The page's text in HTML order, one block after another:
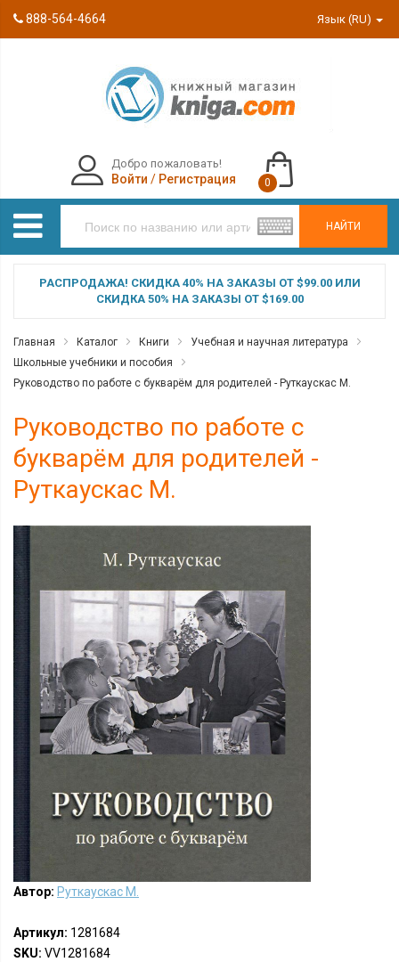
888-564-4664 Язык (RU)
НАЙТИ
Добро пожаловать!
Войти / Регистрация 0
РАСПРОДАЖА! СКИДКА 40% НА ЗАКАЗЫ ОТ $99.00 ИЛИ
СКИДКА 50% НА ЗАКАЗЫ ОТ $169.00
Главная Каталог Книги
Учебная и научная литература
Школьные учебники и пособия
Руководство по работе с букварём для родителей - Руткаускас М.
Руководство по работе с
букварём для родителей -
Руткаускас М.
Автор: Руткаускас М.
Артикул: 1281684
SKU: VV1281684